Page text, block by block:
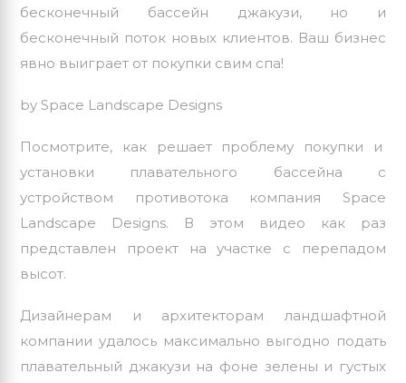
бесконечный бассейн джакузи, но и
бесконечный поток новых клиентов. Ваш бизнес
явно выиграет от покупки свим спа!
by Space Landscape Designs
Посмотрите, как решает проблему покупки и
установки плавательного бассейна с
устройством противотока компания Space
Landscape Designs. В этом видео как раз
представлен проект на участке с перепадом
высот.
Дизайнерам и архитекторам ландшафтной
компании удалось максимально выгодно подать
плавательный джакузи на фоне зелены и густых